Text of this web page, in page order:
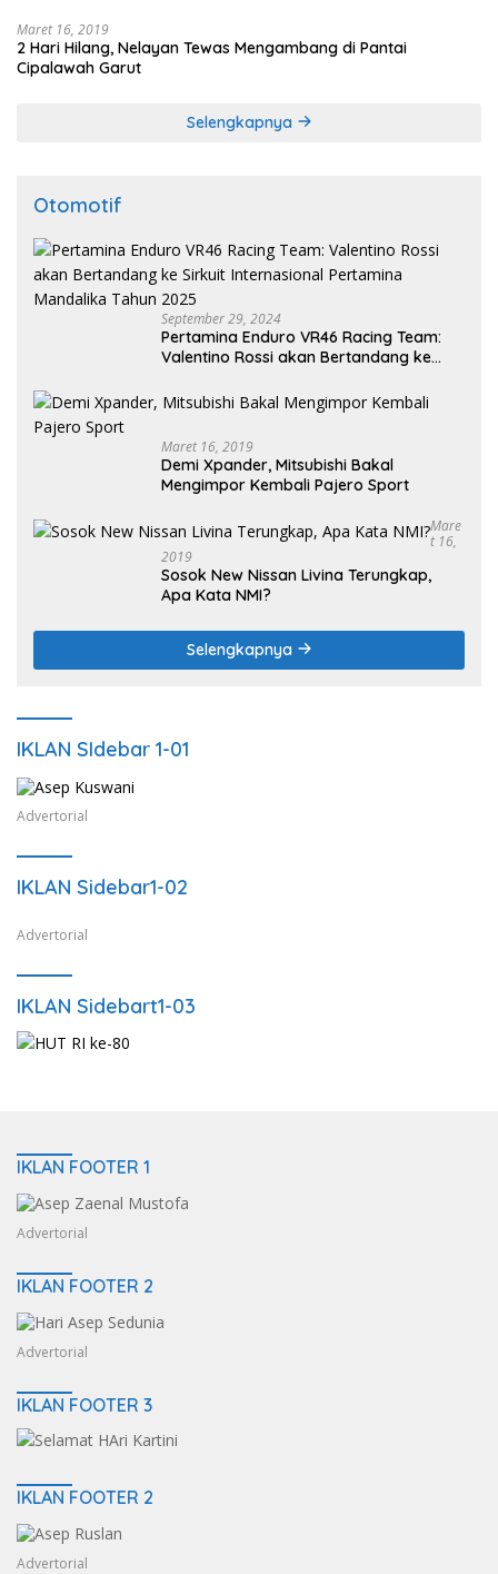
Maret 16, 2019
2 Hari Hilang, Nelayan Tewas Mengambang di Pantai
Cipalawah Garut
Selengkapnya
Otomotif
September 29, 2024
Pertamina Enduro VR46 Racing Team:
Valentino Rossi akan Bertandang ke
Mandalika Tahun 2025
Maret 16, 2019
Demi Xpander, Mitsubishi Bakal
Mengimpor Kembali Pajero Sport
Mare
T 16,
2019
Sosok New Nissan Livina Terungkap,
Apa Kata NMI?
Selengkapnya
IKLAN SIdebar 1-01
Advertorial
IKLAN Sidebar1-02
Advertorial
IKLAN Sidebart1-03
IKLAN FOOTER 1
Advertorial
IKLAN FOOTER 2
Advertorial
IKLAN FOOTER 3
IKLAN FOOTER 2
Advertorial